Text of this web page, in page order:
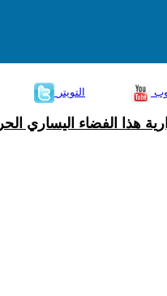
التويتر
هذا الفضاء اليساري الحر